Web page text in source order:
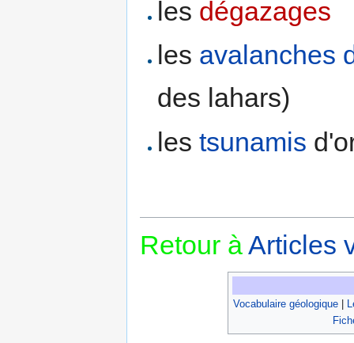
les dégazages
les avalanches
des lahars)
lestsunamis
Retour àArticles
Vocabulaire géologique|